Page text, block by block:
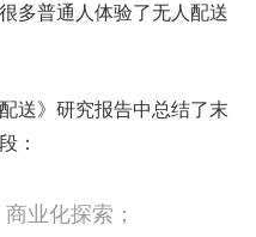
多普通人体验了无人配送
送》研究报告中总结了末
：
业化探索；